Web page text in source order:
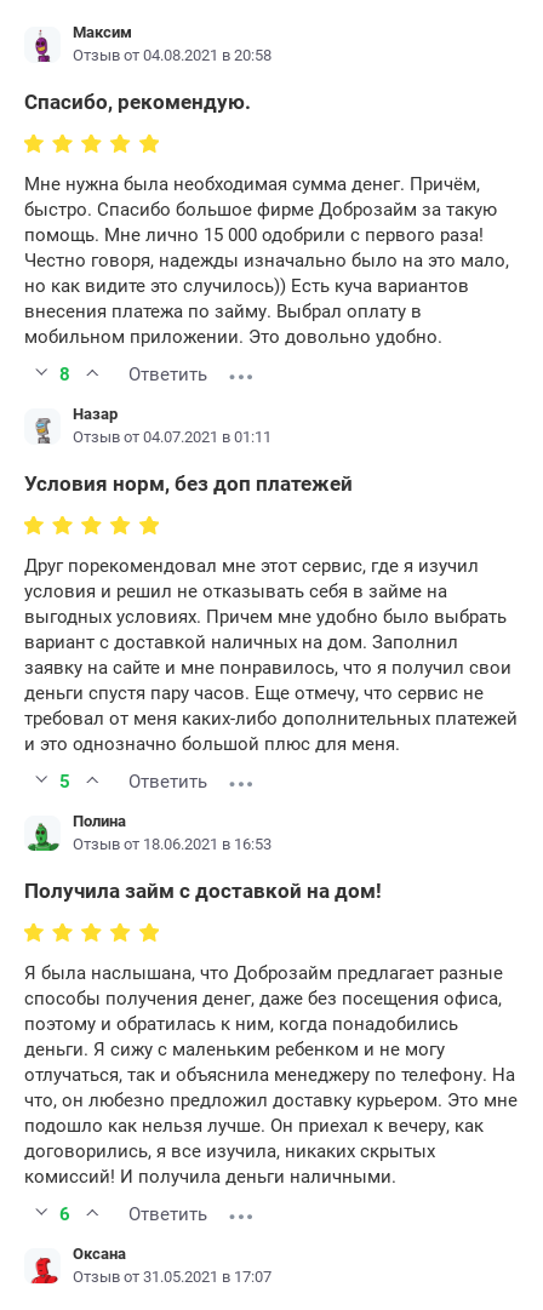
Максим
Отзыв от 04.08.2021 в 20:58
Спасибо, рекомендую.
Мне нужна была необходимая сумма денег. Причём,
быстро. Спасибо большое фирме Доброзайм за такую
помощь. Мне лично 15 000 одобрили с первого раза!
Честно говоря, надежды изначально было на это мало,
но как видите это случилось)) Есть куча вариантов
внесения платежа по займу. Выбрал оплату в
мобильном приложении. Это довольно удобно.
8
Ответить
Назар
Отзыв от 04.07.2021 в 01:11
Условия норм, без доп платежей
Друг порекомендовал мне этот сервис, где я изучил
условия и решил не отказывать себя в займе на
выгодных условиях. Причем мне удобно было выбрать
вариант с доставкой наличных на дом. Заполнил
заявку на сайте и мне понравилось, что я получил свои
деньги спустя пару часов. Еще отмечу, что сервис не
требовал от меня каких-либо дополнительных платежей
и это однозначно большой плюс для меня.
5
Ответить
Полина
Отзыв от 18.06.2021 в 16:53
Получила займ с доставкой на дом!
Я была наслышана, что Доброзайм предлагает разные
способы получения денег, даже без посещения офиса,
поэтому и обратилась к ним, когда понадобились
деньги. Я сижу с маленьким ребенком и не могу
отлучаться, так и объяснила менеджеру по телефону. На
что, он любезно предложил доставку курьером. Это мне
подошло как нельзя лучше. Он приехал к вечеру, как
договорились, я все изучила, никаких скрытых
комиссий! И получила деньги наличными.
6
Ответить
Оксана
Отзыв от 31.05.2021 в 17:07